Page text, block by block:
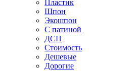
Пластик
Шпон
Экошпон
С патиной
ДСП
Стоимость
Дешевые
Дорогие